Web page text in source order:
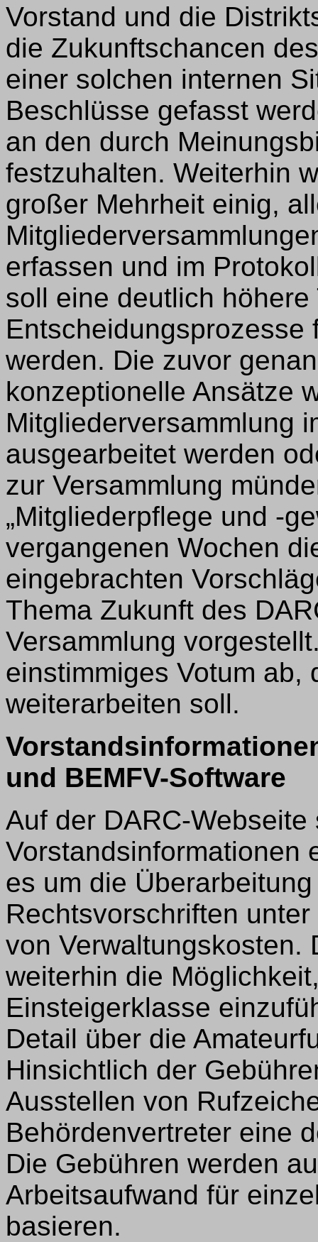
Vorstand und die
die Zukunftschancen
einer solchen internen
Beschlüsse gefasst
an den durch
festzuhalten. Weiterhin
großer Mehrheit einig,
erfassen und im
soll eine deutlich
Entscheidungsprozesse
werden. Die zuvor
konzeptionelle Ansätze
Mitgliederversammlung
ausgearbeitet werden
zur Versammlung
„Mitgliederpflege und -
vergangenen Wochen
eingebrachten
Thema Zukunft des
Versammlung
einstimmiges Votum ab,
weiterarbeiten soll.
und BEMFV-Software
Auf der DARC-
Vorstandsinformationen
es um die
Rechtsvorschriften
von Verwaltungskosten.
weiterhin die
Einsteigerklasse
Detail über die
Hinsichtlich der
Ausstellen von
Behördenvertreter eine
Die Gebühren werden
Arbeitsaufwand für
basieren.